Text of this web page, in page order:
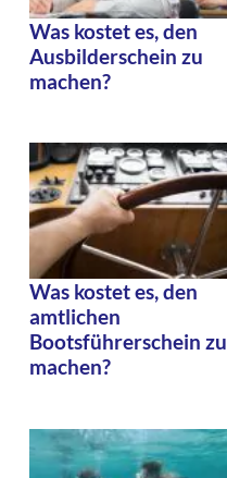
Was kostet es, den
Ausbilderschein zu
machen?
Was kostet es, den
amtlichen
Bootsführerschein zu
machen?